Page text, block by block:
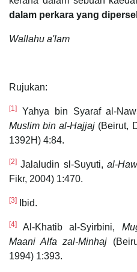
dalam perkara yang
Wallahu a'lam
Rujukan:
[1] Yahya bin Syaraf al-
Muslim bin al-Hajjaj (Beirut,
1392H) 4:84.
[2] Jalaludin sl-Suyuti, al-
Fikr, 2004) 1:470.
[3] Ibid.
[4] Al-Khatib al-Syirbini,
Maani Alfa zal-Minhaj
1994) 1:393.